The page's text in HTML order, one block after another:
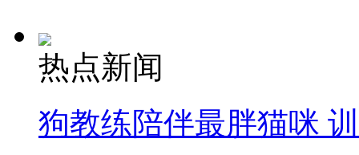
热点新闻
狗教练陪伴最胖猫咪